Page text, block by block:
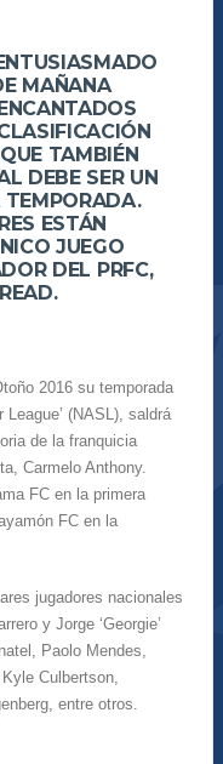
MAÑANA
TAMBIÉN
DEBE SER UN
TEMPORADA.
ESTÁN
JUEGO
DEL PRFC,
2016 su temporada
(NASL), saldrá
de la franquicia
Carmelo Anthony.
FC en la primera
FC en la
jugadores nacionales
y Jorge ‘Georgie’
Paolo Mendes,
Culbertson,
entre otros.